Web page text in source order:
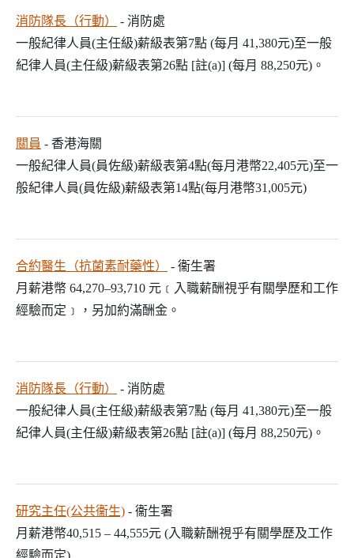
消防隊長（行動）
- 消防處
一般紀律人員(主任級)薪級表第7點 (每月 41,380元)至一般
紀律人員(主任級)薪級表第26點 [註(a)] (每月 88,250元)。
關員 - 香港海關
一般紀律人員(員佐級)薪級表第4點(每月港幣22,405元)至一
般紀律人員(員佐級)薪級表第14點(每月港幣31,005元)
合約醫生（抗菌素耐藥性）
- 衞生署
月薪港幣 64,270–93,710 元﹝入職薪酬視乎有關學歷和工作
經驗而定﹞，另加約滿酬金。
消防隊長（行動）
- 消防處
一般紀律人員(主任級)薪級表第7點 (每月 41,380元)至一般
紀律人員(主任級)薪級表第26點 [註(a)] (每月 88,250元)。
研究主任(公共衞生) - 衞生署
月薪港幣40,515 – 44,555元 (入職薪酬視乎有關學歷及工作